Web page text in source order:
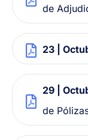
de
23 |
29 |
de